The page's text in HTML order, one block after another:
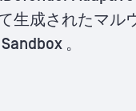
生成されたマル
。